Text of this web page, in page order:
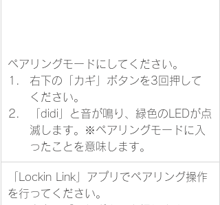
ペアリングモードにしてください。
右下の「カギ」ボタンを3回押して
ください。
​「didi」と音が鳴り、緑色のLEDが点
滅します。※ペアリングモードに入
ったことを意味します。
「Lockin Link」アプリでペアリング操作
を行ってください。